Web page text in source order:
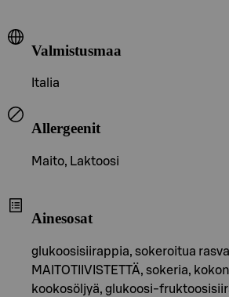
Valmistusmaa
Italia
Allergeenit
Maito, Laktoosi
Ainesosat
glukoosisiirappia, sokeroitua
MAITOTIIVISTETTÄ, sokeria,
kookosöljyä, glukoosi-